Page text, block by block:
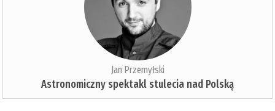
Jan Przemyłski
Astronomiczny spektakl stulecia nad Polską